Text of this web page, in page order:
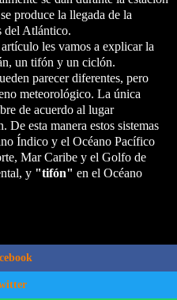
produce la llegada de la
del Atlántico.
les vamos a explicar la
un tifón y un ciclón.
parecer diferentes, pero
meteorológico. La única
de acuerdo al lugar
De esta manera estos sistemas
Índico y el Océano Pacífico
Mar Caribe y el Golfo de
y "tifón" en el Océano